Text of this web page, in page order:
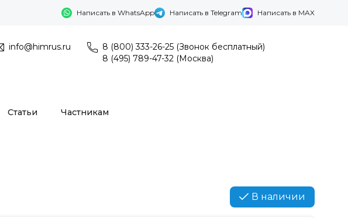
Написать в WhatsApp Написать в Telegram Написать в MAX
info@himrus.ru
8 (800) 333-26-25 (Звонок бесплатный)
8 (495) 789-47-32 (Москва)
Статьи Частникам
В наличии